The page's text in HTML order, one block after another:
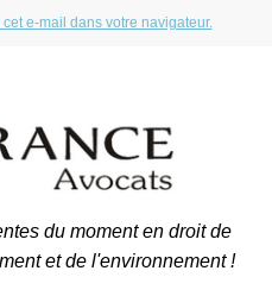
cet e-mail dans votre navigateur.
du moment en droit de
et de l'environnement !